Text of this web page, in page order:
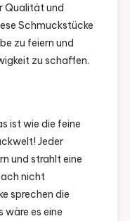
Qualität und
Schmuckstücke
zu feiern und
zu schaffen.
ist wie die feine
Jeder
und strahlt eine
nicht
sprechen die
wäre es eine